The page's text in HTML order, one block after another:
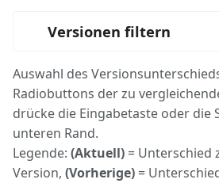
Versionen filtern
Auswahl des
Radiobuttons der zu
drücke die Eingabetaste oder die
unteren Rand.
Legende: (Aktuell) = Unterschied
Version, (Vorherige) =